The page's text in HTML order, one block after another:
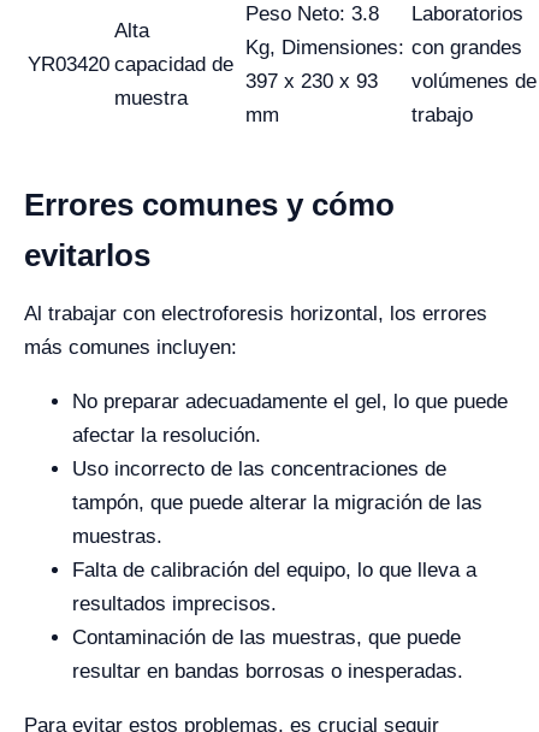
YR03420
Alta
capacidad de
muestra
Peso Neto: 3.8
Kg, Dimensiones:
397 x 230 x 93
mm
Laboratorios
con grandes
volúmenes de
trabajo
Errores comunes y cómo
evitarlos
Al trabajar con electroforesis horizontal, los errores
más comunes incluyen:
No preparar adecuadamente el gel, lo que puede
afectar la resolución.
Uso incorrecto de las concentraciones de
tampón, que puede alterar la migración de las
muestras.
Falta de calibración del equipo, lo que lleva a
resultados imprecisos.
Contaminación de las muestras, que puede
resultar en bandas borrosas o inesperadas.
Para evitar estos problemas, es crucial seguir